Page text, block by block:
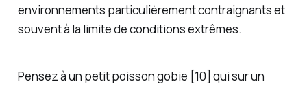
environnements particulièrement contraignants et
souvent à la limite de conditions extrêmes.
Pensez à un petit poisson gobie [10] qui sur un